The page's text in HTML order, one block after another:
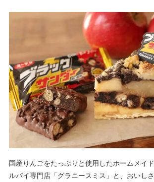
国産りんごをたっぷりと使用したホームメイ
ルパイ専門店「グラニースミス」と、おいし